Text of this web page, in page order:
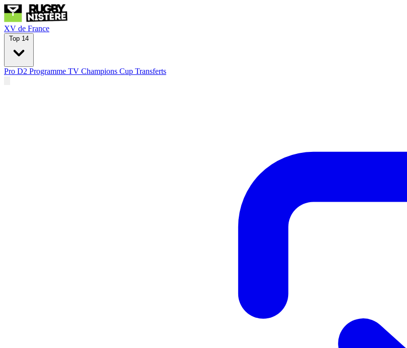
XV de France
Top 14
Pro D2 Programme TV Champions Cup Transferts